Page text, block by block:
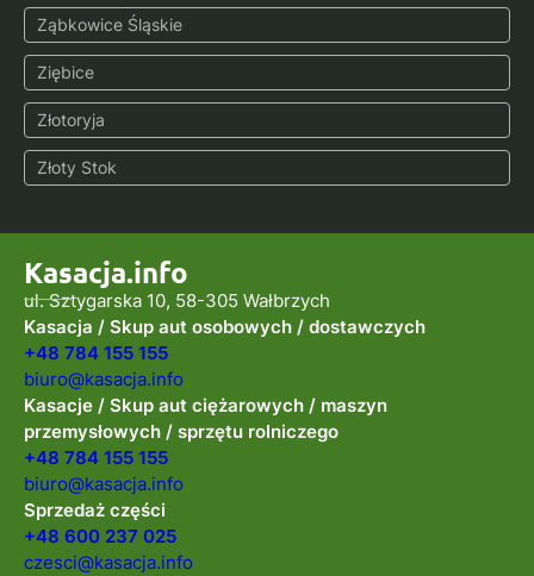
Ząbkowice Śląskie
Ziębice
Złotoryja
Złoty Stok
Kasacja.info
ul. Sztygarska 10, 58-305 Wałbrzych
Kasacja / Skup aut osobowych / dostawczych
+48 784 155 155
biuro@kasacja.info
Kasacje / Skup aut ciężarowych / maszyn
przemysłowych / sprzętu rolniczego
+48 784 155 155
biuro@kasacja.info
Sprzedaż części
+48 600 237 025
czesci@kasacja.info